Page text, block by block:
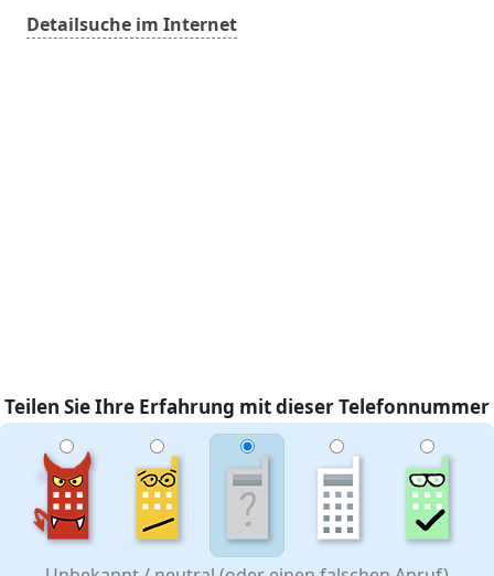
Detailsuche im Internet
Teilen Sie Ihre Erfahrung mit dieser Telefonnummer